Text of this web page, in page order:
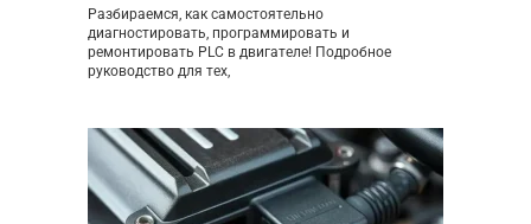
Разбираемся, как самостоятельно
диагностировать, программировать и
ремонтировать PLC в двигателе! Подробное
руководство для тех,